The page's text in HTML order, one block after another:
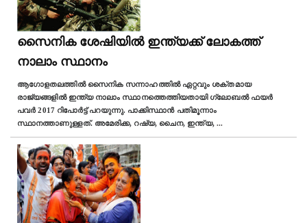
സൈനിക ശേഷിയിൽ ഇന്ത്യക്ക് ലോകത്ത്
നാലാം സ്ഥാനം
ആഗോളതലത്തിൽ സൈനിക സന്നാഹത്തിൽ ഏറ്റവും ശക്തമായ
രാജ്യങ്ങളിൽ ഇന്ത്യ നാലാം സ്ഥാനത്തെത്തിയതായി ഗ്ലോബൽ ഫയർ
പവർ 2017 റിപോർട്ട് പറയുന്നു. പാക്കിസ്ഥാൻ പതിമൂന്നാം
സ്ഥാനത്താണുള്ളത്. അമേരിക്ക, റഷ്യ, ചൈന, ഇന്ത്യ, ...